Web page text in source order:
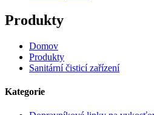
Produkty
Domov
Produkty
Sanitární čisticí zařízení
Kategorie